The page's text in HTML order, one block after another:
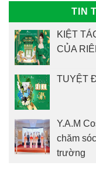
TIN
KIỆT
CỦA
TUYỆT
Y.A.M
chăm
trường